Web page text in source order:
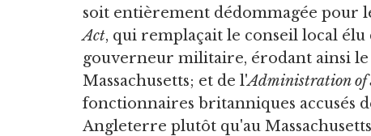
soit entièrement dédommagée pour
Act, qui remplaçait le conseil local
gouverneur militaire, érodant ainsi
Massachusetts; et de l'Administration of
fonctionnaires britanniques accusés
Angleterre plutôt qu'au